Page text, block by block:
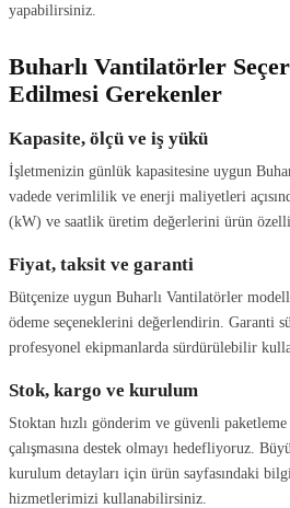
yapabilirsiniz.
Buharlı Vantilatörler
Edilmesi Gerekenler
Kapasite, ölçü ve iş yükü
İşletmenizin günlük kapasitesine uygun
vadede verimlilik ve enerji maliyetleri
(kW) ve saatlik üretim değerlerini ürün
Fiyat, taksit ve garanti
Bütçenize uygun Buharlı Vantilatörler
ödeme seçeneklerini değerlendirin. Garanti
profesyonel ekipmanlarda sürdürülebilir
Stok, kargo ve kurulum
Stoktan hızlı gönderim ve güvenli
çalışmasına destek olmayı hedefliyoruz.
kurulum detayları için ürün sayfasındaki
hizmetlerimizi kullanabilirsiniz.